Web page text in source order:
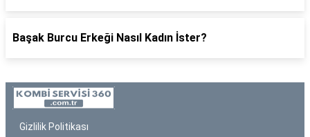
Başak Burcu Erkeği Nasıl Kadın İster?
Gizlilik Politikası